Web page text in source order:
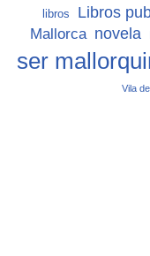
libros
Libros
Mallorca novela
ser
Vila